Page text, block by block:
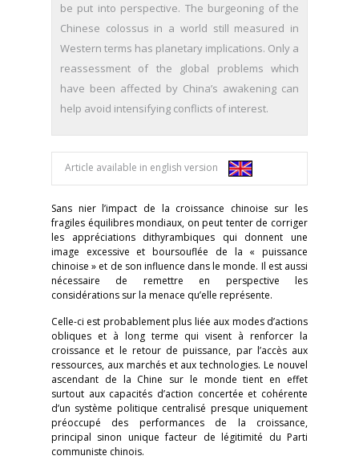
be put into perspective. The burgeoning of the
Chinese colossus in a world still measured in
Western terms has planetary implications. Only a
reassessment of the global problems which
have been affected by China’s awakening can
help avoid intensifying conflicts of interest.
Article available in english version
Sans nier l’impact de la croissance chinoise sur les
fragiles équilibres mondiaux, on peut tenter de corriger
les appréciations dithyrambiques qui donnent une
image excessive et boursouflée de la « puissance
chinoise » et de son influence dans le monde. Il est aussi
nécessaire de remettre en perspective les
considérations sur la menace qu’elle représente.
Celle-ci est probablement plus liée aux modes d’actions
obliques et à long terme qui visent à renforcer la
croissance et le retour de puissance, par l’accès aux
ressources, aux marchés et aux technologies. Le nouvel
ascendant de la Chine sur le monde tient en effet
surtout aux capacités d’action concertée et cohérente
d’un système politique centralisé presque uniquement
préoccupé des performances de la croissance,
principal sinon unique facteur de légitimité du Parti
communiste chinois.